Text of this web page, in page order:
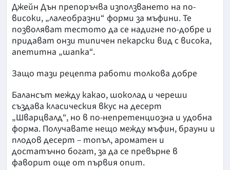
Джейн Дън препоръчва използването на по-
високи, „лалеобразни“ форми за мъфини. Те
позволяват тестото да се надигне по-добре и
придават онзи типичен пекарски вид с висока,
апетитна „шапка“.
Защо тази рецепта работи толкова добре
Балансът между какао, шоколад и череши
създава класическия вкус на десерт
„Шварцвалд“, но в по-непретенциозна и удобна
форма. Получавате нещо между мъфин, брауни и
плодов десерт – топъл, ароматен и
достатъчно богат, за да се превърне в
фаворит още от първия опит.